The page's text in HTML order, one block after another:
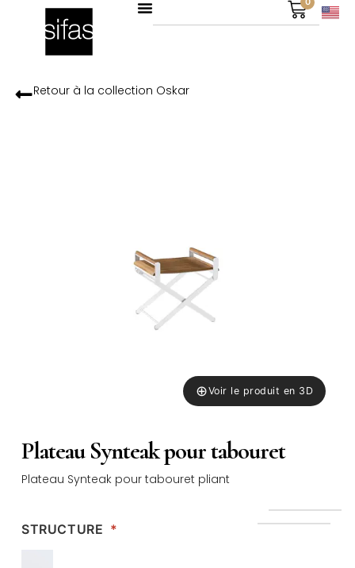
Retour à la collection Oskar
Plateau Synteak pour tabouret
Plateau Synteak pour tabouret pliant
STRUCTURE *
⊕Voir le produit en 3D